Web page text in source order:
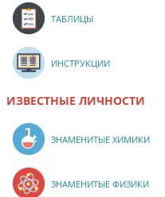
ТАБЛИЦЫ
ИНСТРУКЦИИ
ИЗВЕСТНЫЕ ЛИЧНОСТИ
ЗНАМЕНИТЫЕ ХИМИКИ
ЗНАМЕНИТЫЕ ФИЗИКИ